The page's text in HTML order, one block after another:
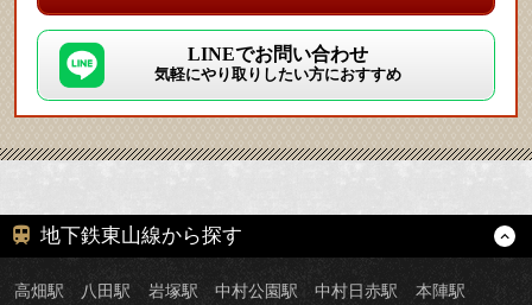
LINEでお問い合わせ
気軽にやり取りしたい方におすすめ
地下鉄東山線から探す
高畑駅 八田駅 岩塚駅 中村公園駅 中村日赤駅 本陣駅